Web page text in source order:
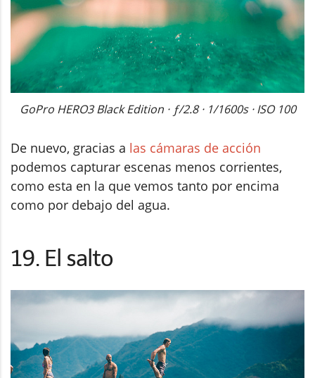
GoPro HERO3 Black Edition · ƒ/2.8 · 1/1600s · ISO 100
De nuevo, gracias a las cámaras de acción
podemos capturar escenas menos corrientes,
como esta en la que vemos tanto por encima
como por debajo del agua.
19. El salto